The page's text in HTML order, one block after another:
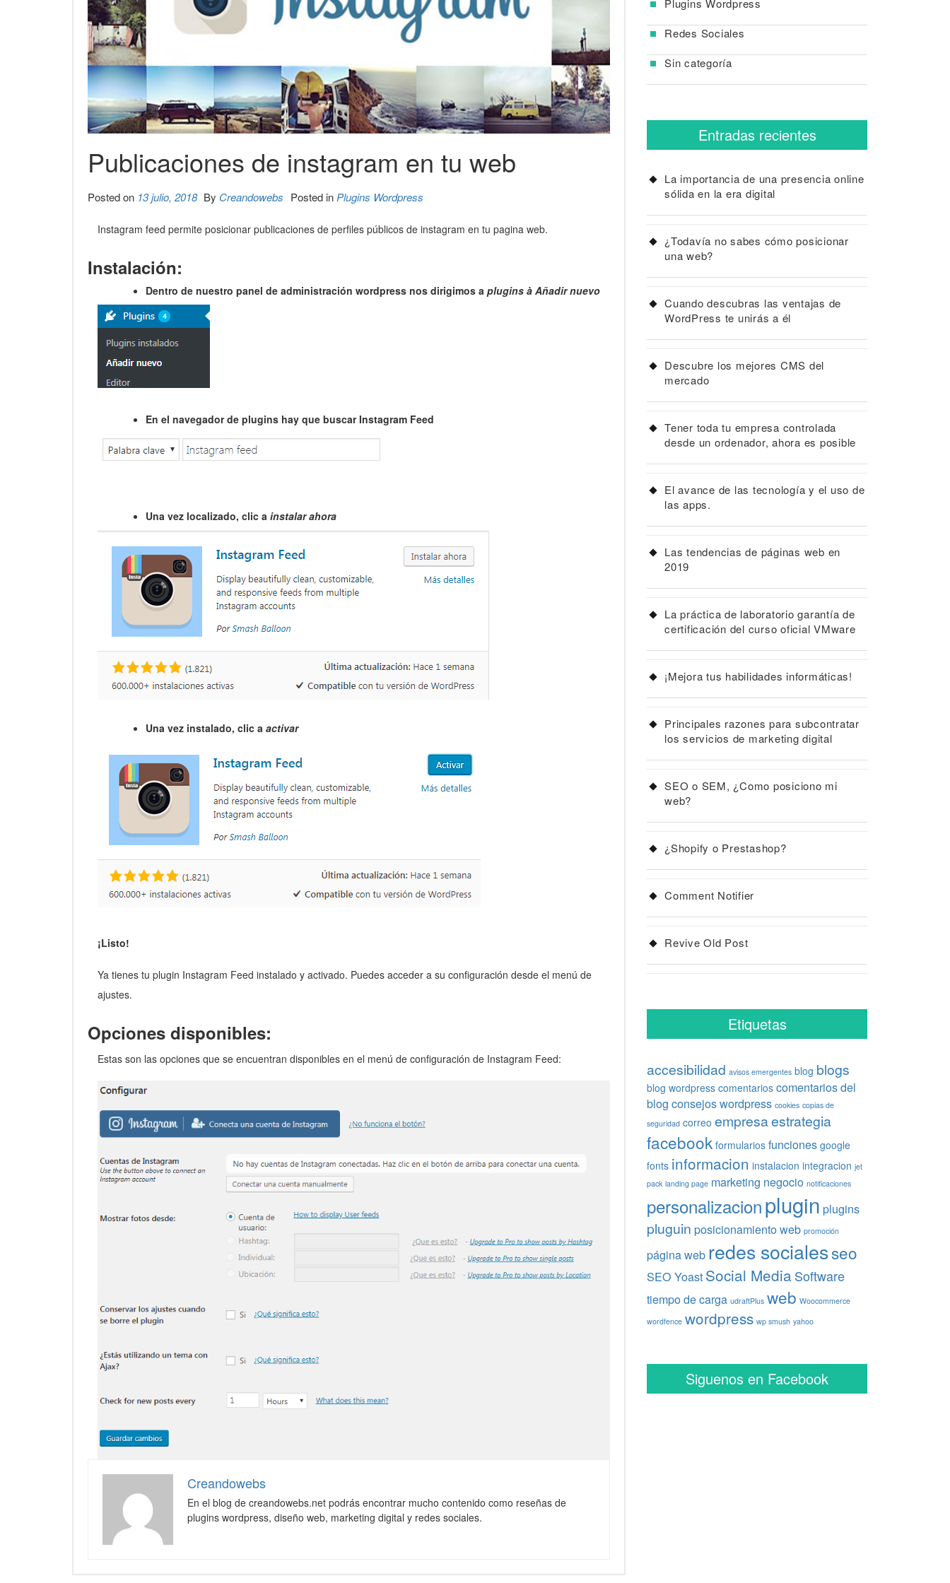
Publicaciones de instagram en tu web
Posted on 13 julio, 2018 By Creandowebs Posted inPlugins Wordpress
Instagram feed permite posicionar publicaciones de perfiles públicos de instagram en tu pagina web.
Instalación:
Dentro de nuestro panel de administración wordpress nos dirigimos a plugins à Añadir nuevo
En el navegador de plugins hay que buscar Instagram Feed
Una vez localizado, clic a instalar ahora
Una vez instalado, clic a activar
¡Listo!
Ya tienes tu plugin Instagram Feed instalado y activado. Puedes acceder a su configuración desde el menú de
ajustes.
Opciones disponibles:
Estas son las opciones que se encuentran disponibles en el menú de configuración de Instagram Feed:
Creandowebs
En el blog de creandowebs.net podrás encontrar mucho contenido como reseñas de
plugins wordpress, diseño web, marketing digital y redes sociales.
Redes Sociales
Sin categoría
Entradas recientes
La importancia de una presencia online
sólida en la era digital
¿Todavía no sabes cómo posicionar
una web?
Cuando descubras las ventajas de
WordPress te unirás a él
Descubre los mejores CMS del
mercado
Tener toda tu empresa controlada
desde un ordenador, ahora es posible
El avance de las tecnología y el uso de
las apps.
Las tendencias de páginas web en
2019
La práctica de laboratorio garantía de
certificación del curso oficial VMware
¡Mejora tus habilidades informáticas!
Principales razones para subcontratar
los servicios de marketing digital
SEO o SEM, ¿Como posiciono mi
web?
¿Shopify o Prestashop?
Comment Notifier
Revive Old Post
Etiquetas
accesibilidad avisos emergentes blog blogs
blog wordpress comentarios comentarios del
blog consejos wordpress cookies copias de
seguridad correo empresaestrategia
facebook formularios funciones google
fonts informacion instalacion integracion jet
pack landing page marketing negocio notificaciones
personalizacionplugin plugins
pluguin posicionamiento web promoción
página web redes socialesseo
SEO Yoast Social Media Software
tiempo de carga udraftPlus web Woocommerce
wordfence wordpress wp smush yahoo
Siguenos en Facebook